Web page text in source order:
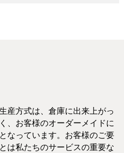
産方式は、倉庫に出来上がっ
、お客様のオーダーメイドに
なっています。お客様のご要
は私たちのサービスの重要な